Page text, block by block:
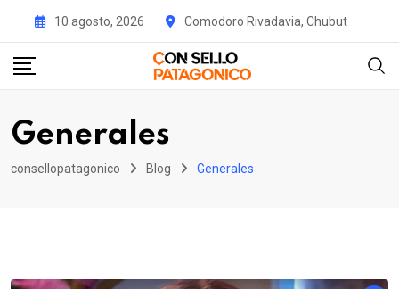
content
10 agosto, 2026 Comodoro Rivadavia, Chubut
Generales
consellopatagonico Blog Generales